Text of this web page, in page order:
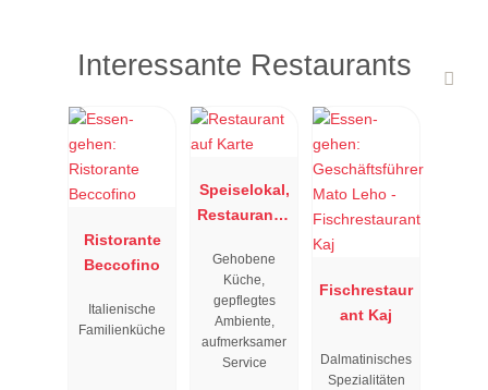
Interessante Restaurants
Ristorante
Beccofino
Italienische
Familienküche
Speiselokal,
Restaurant "
"
Gehobene
Küche,
gepflegtes
Ambiente,
aufmerksamer
Service
Fischrestaur
ant Kaj
Dalmatinisches
Spezialitäten